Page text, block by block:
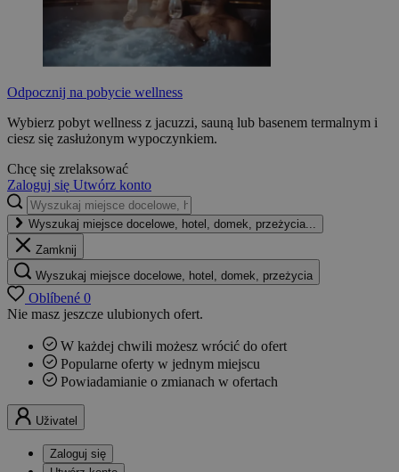
Odpocznij na pobycie wellness
Wybierz pobyt wellness z jacuzzi, sauną lub basenem termalnym i
ciesz się zasłużonym wypoczynkiem.
Chcę się zrelaksować
Zaloguj się Utwórz konto
Wyszukaj miejsce docelowe, hotel, domek, przeżycia...
Zamknij
Wyszukaj miejsce docelowe, hotel, domek, przeżycia
Oblíbené 0
Nie masz jeszcze ulubionych ofert.
W każdej chwili możesz wrócić do ofert
Popularne oferty w jednym miejscu
Powiadamianie o zmianach w ofertach
Uživatel
Zaloguj się